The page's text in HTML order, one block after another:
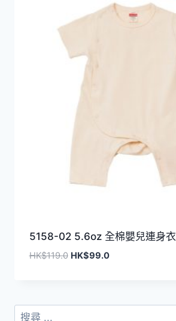
5158-02 5.6oz 全棉嬰兒連身衣
HK$119.0 原
HK$99.0目
搜